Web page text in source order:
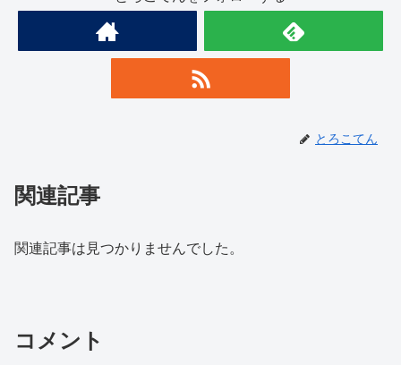
とろこてん
関連記事
関連記事は見つかりませんでした。
コメント